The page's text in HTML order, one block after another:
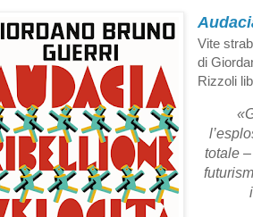
Vite
di
Rizzoli
totale